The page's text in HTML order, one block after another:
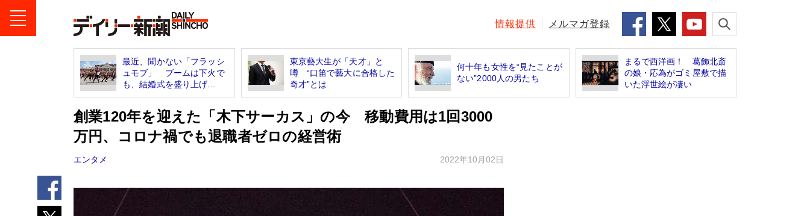
情報提供 メルマガ登録
最近、聞かない「フラッシ
ュモブ」 ブームは下火で
も、結婚式を盛り上げ...
東京藝大生が「天才」と
噂 “口笛で藝大に合格した
奇才”とは
何十年も女性を“見たことが
ない”2000人の男たち
まるで西洋画！ 葛飾北斎
の娘・応為がゴミ屋敷で描
いた浮世絵が凄い
創業120年を迎えた「木下サーカス」の今 移動費用は1回3000
万円、コロナ禍でも退職者ゼロの経営術
エンタメ 2022年10月02日